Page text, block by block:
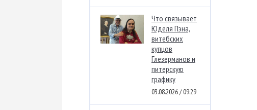
Что связывает
Юделя Пэна,
витебских
купцов
Глезерманов и
питерскую
графику
03.08.2026 / 09:29